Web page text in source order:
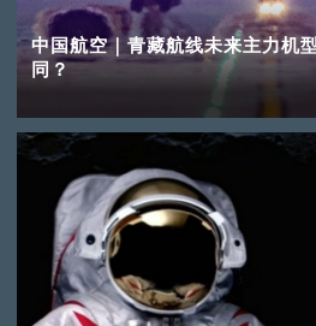
中国航空｜青藏航线未来主力机
同？